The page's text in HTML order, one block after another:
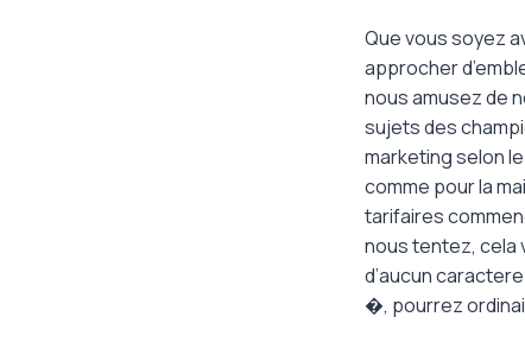
Que vous soyez
approcher
nous amusez de
sujets des
marketing selon
comme pour la
tarifaires
nous tentez, cela
d’aucun
�, pourrez